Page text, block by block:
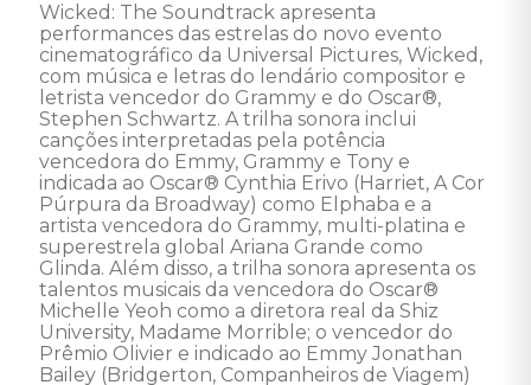
Wicked: The Soundtrack apresenta
performances das estrelas do novo evento
cinematográfico da Universal Pictures, Wicked,
com música e letras do lendário compositor e
letrista vencedor do Grammy e do Oscar®,
Stephen Schwartz. A trilha sonora inclui
canções interpretadas pela potência
vencedora do Emmy, Grammy e Tony e
indicada ao Oscar® Cynthia Erivo (Harriet, A Cor
Púrpura da Broadway) como Elphaba e a
artista vencedora do Grammy, multi-platina e
superestrela global Ariana Grande como
Glinda. Além disso, a trilha sonora apresenta os
talentos musicais da vencedora do Oscar®
Michelle Yeoh como a diretora real da Shiz
University, Madame Morrible; o vencedor do
Prêmio Olivier e indicado ao Emmy Jonathan
Bailey (Bridgerton, Companheiros de Viagem)